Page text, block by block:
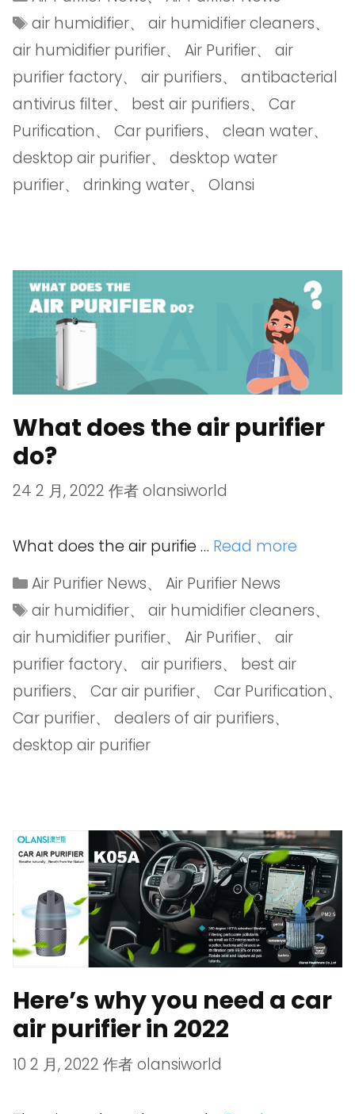
air humidifier、air humidifier cleaners、
air humidifier purifier、 Air Purifier、 air
purifier factory、 air purifiers、 antibacterial
antivirus filter、 best air purifiers、 Car
Purification、 Car purifiers、 clean water、
desktop air purifier、 desktop water
purifier、 drinking water、 Olansi
What does the air purifier
do?
24 2 月, 2022 作者olansiworld
What does the air purifie … Read more
Air Purifier News、Air Purifier News
air humidifier、air humidifier cleaners、
air humidifier purifier、 Air Purifier、 air
purifier factory、 air purifiers、 best air
purifiers、 Car air purifier、 Car Purification、
Car purifier、 dealers of air purifiers、
desktop air purifier
Here’s why you need a car
air purifier in 2022
10 2 月, 2022 作者olansiworld